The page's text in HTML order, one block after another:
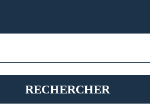
RECHERCHER